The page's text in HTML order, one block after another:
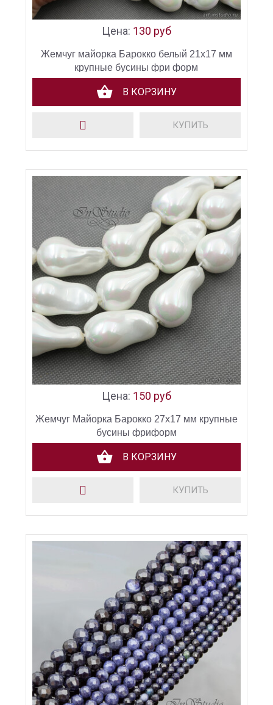
Цена: 130 руб
Жемчуг майорка Барокко белый 21х17 мм
крупные бусины фри форм
В КОРЗИНУ
КУПИТЬ
Цена: 150 руб
Жемчуг Майорка Барокко 27х17 мм крупные
бусины фриформ
В КОРЗИНУ
КУПИТЬ